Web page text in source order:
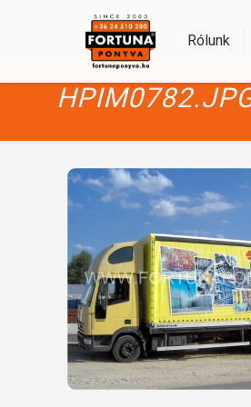
Rólunk